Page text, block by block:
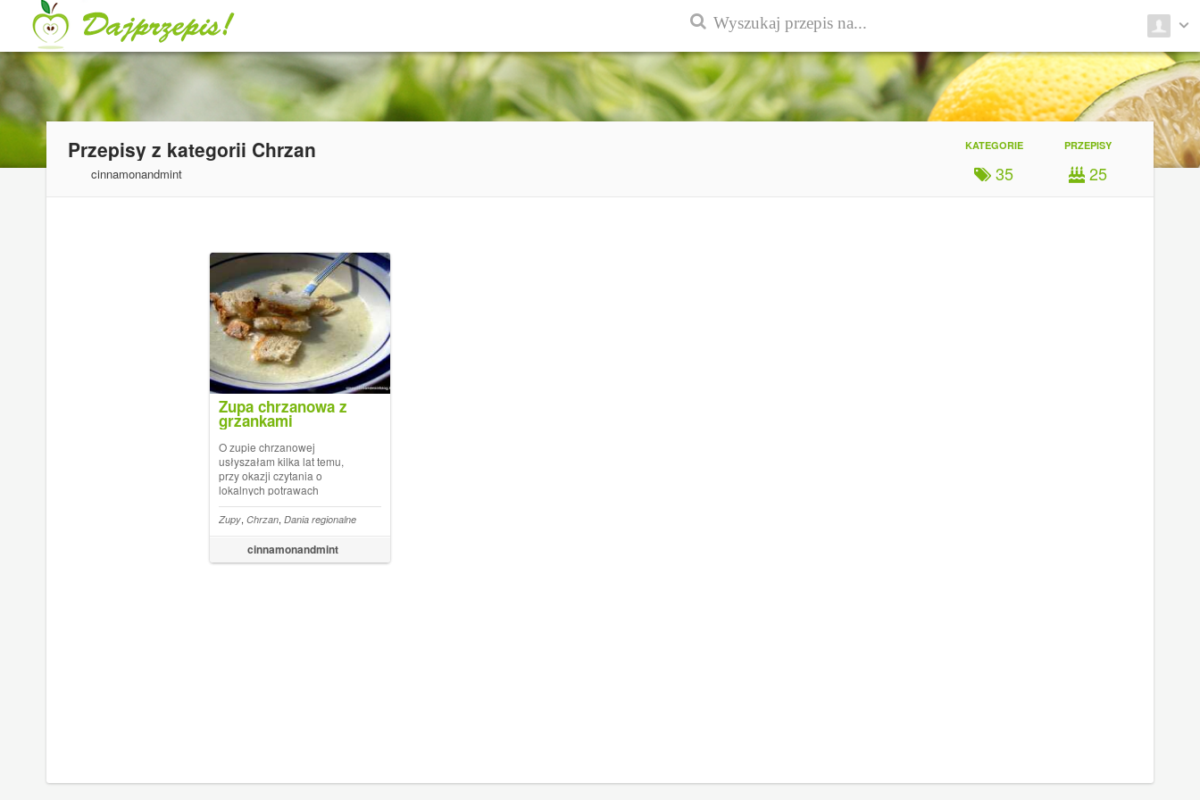
Przepisy z kategorii Chrzan
cinnamonandmint
PRZEPISY
25
KATEGORIE
35
Zupa chrzanowa z
grzankami
O zupie chrzanowej
usłyszałam kilka lat temu,
przy okazji czytania o
lokalnych potrawach
wielkanocnych (takie małe
zboczenie niedoszłego
etnologa). I od razu
postanowiłam, że muszę ją
zrobić. Teraz czasami
cinnamonandmint
Zupy, Chrzan, Dania regionalne